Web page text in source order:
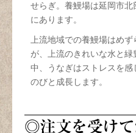
せらぎ。養鰻場は延岡市北
にあります。
上流地域での養鰻場はめ
が、上流のきれいな水と
中、うなぎはストレスを感
のびと成長します。